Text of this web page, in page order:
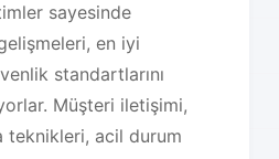
sayesinde
en iyi
standartlarını
Müşteri iletişimi,
teknikleri, acil durum